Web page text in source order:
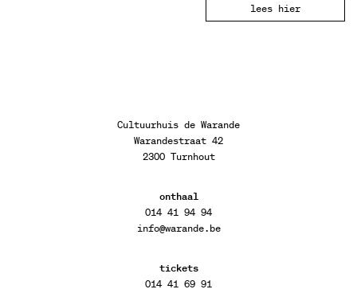
lees hier
Cultuurhuis de Warande
Warandestraat 42
2300 Turnhout
onthaal
014 41 94 94
info@warande.be
tickets
014 41 69 91